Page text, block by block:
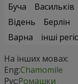
Буча
Васильків
Відень
Берлін
Варна
інші
На інших мовах:
Eng:Chamomile
Рус:Ромашки